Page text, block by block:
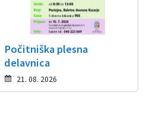
Počitniška plesna
delavnica
21. 08. 2026